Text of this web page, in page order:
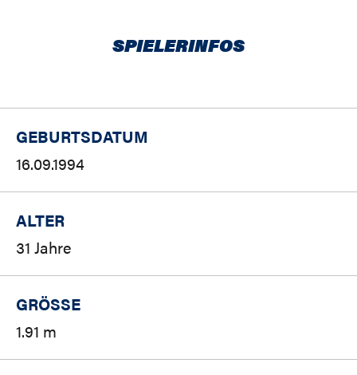
SPIELERINFOS
GEBURTSDATUM
16.09.1994
ALTER
31 Jahre
GRÖSSE
1.91 m